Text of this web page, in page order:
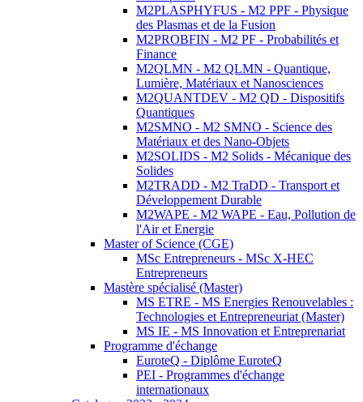
M2PLASPHYFUS - M2 PPF - Physique
des Plasmas et de la Fusion
M2PROBFIN - M2 PF - Probabilités et
Finance
M2QLMN - M2 QLMN - Quantique,
Lumière, Matériaux et Nanosciences
M2QUANTDEV - M2 QD - Dispositifs
Quantiques
M2SMNO - M2 SMNO - Science des
Matériaux et des Nano-Objets
M2SOLIDS - M2 Solids - Mécanique des
Solides
M2TRADD - M2 TraDD - Transport et
Développement Durable
M2WAPE - M2 WAPE - Eau, Pollution de
l'Air et Energie
Master of Science (CGE)
MSc Entrepreneurs - MSc X-HEC
Entrepreneurs
Mastère spécialisé (Master)
MS ETRE - MS Energies Renouvelables :
Technologies et Entrepreneuriat (Master)
MS IE - MS Innovation et Entreprenariat
Programme d'échange
EuroteQ - Diplôme EuroteQ
PEI - Programmes d'échange
internationaux